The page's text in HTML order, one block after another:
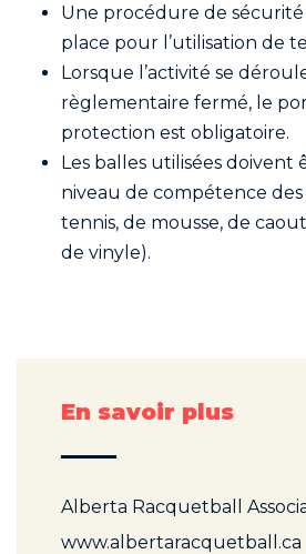
Une procédure de
place pour l’utilisation de
Lorsque l’activité se
règlementaire fermé, le
protection est obligatoire.
Les balles utilisées doivent
niveau de compétence des
tennis, de mousse, de
de vinyle).
En savoir plus
Alberta Racquetball
www.albertaracquetball.ca